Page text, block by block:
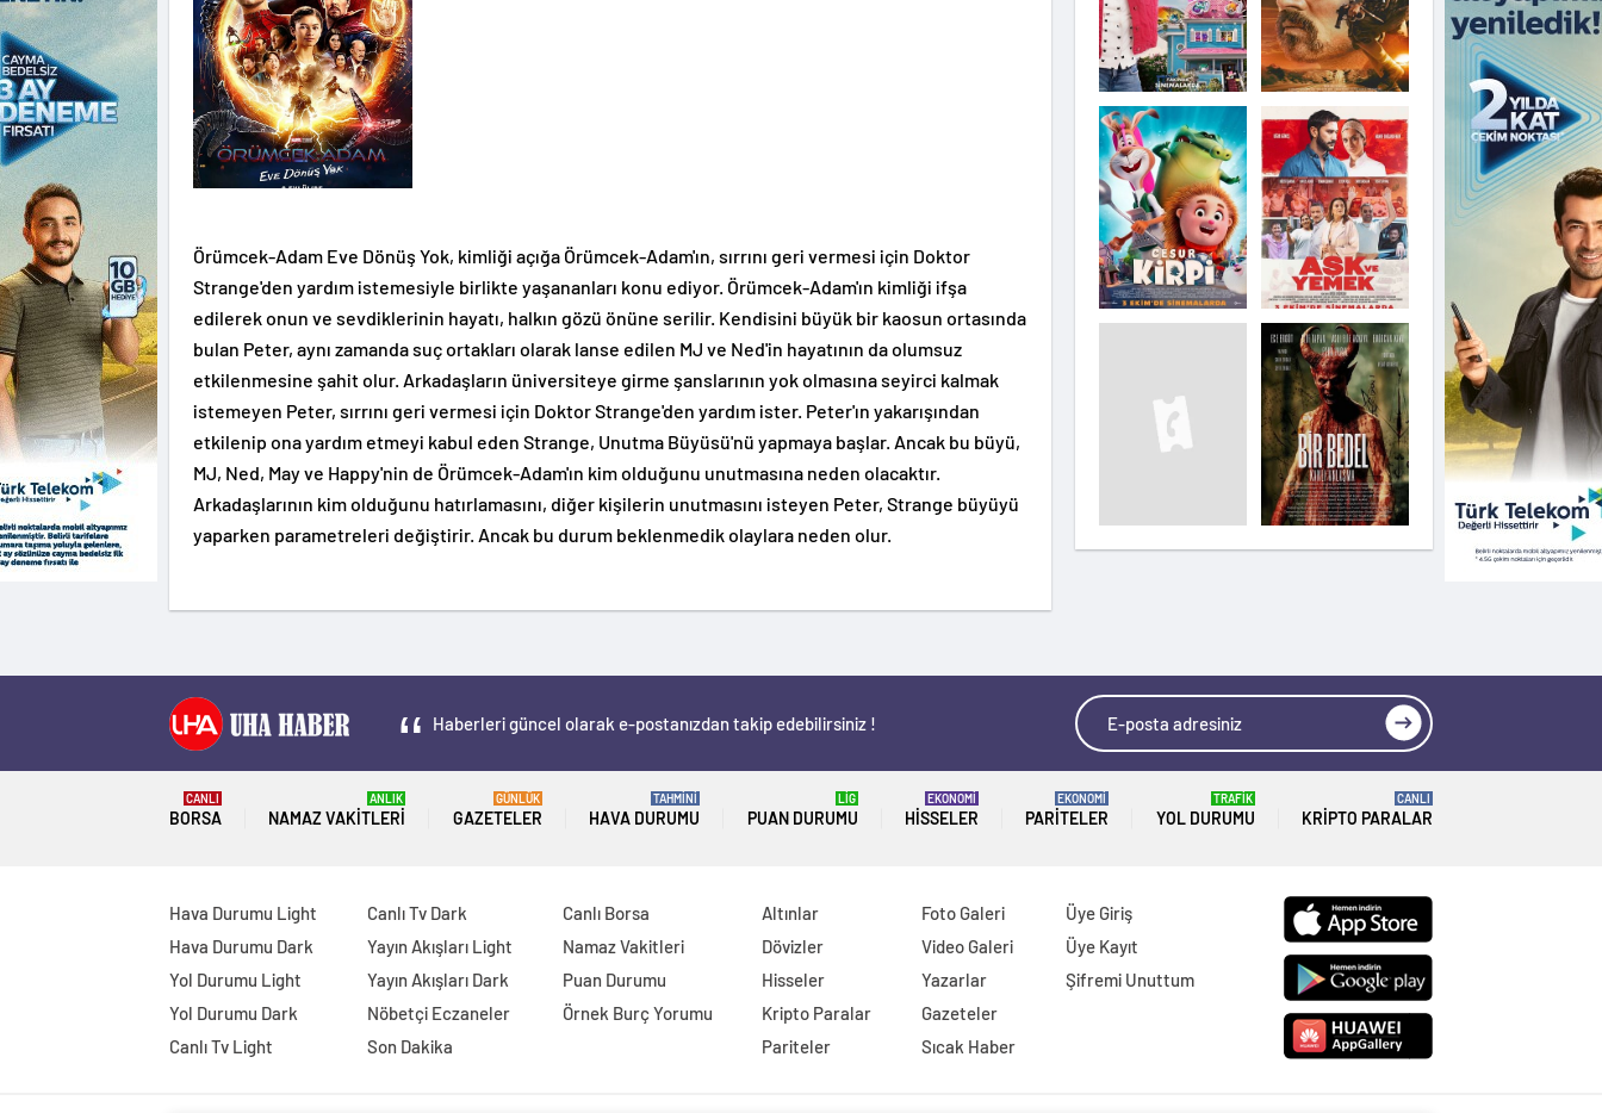
Aşk ve Yemek
Avatar: Suyun Yolu
Dangerous Animals
The Jester 2
Örümcek-Adam Eve Dönüş Yok, kimliği açığa Örümcek-Adam'ın, sırrını geri vermesi için Doktor
Strange'den yardım istemesiyle birlikte yaşananları konu ediyor. Örümcek-Adam'ın kimliği ifşa
edilerek onun ve sevdiklerinin hayatı, halkın gözü önüne serilir. Kendisini büyük bir kaosun ortasında
bulan Peter, aynı zamanda suç ortakları olarak lanse edilen MJ ve Ned'in hayatının da olumsuz
etkilenmesine şahit olur. Arkadaşların üniversiteye girme şanslarının yok olmasına seyirci kalmak
istemeyen Peter, sırrını geri vermesi için Doktor Strange'den yardım ister. Peter'ın yakarışından
etkilenip ona yardım etmeyi kabul eden Strange, Unutma Büyüsü'nü yapmaya başlar. Ancak bu büyü,
MJ, Ned, May ve Happy'nin de Örümcek-Adam'ın kim olduğunu unutmasına neden olacaktır.
Arkadaşlarının kim olduğunu hatırlamasını, diğer kişilerin unutmasını isteyen Peter, Strange büyüyü
yaparken parametreleri değiştirir. Ancak bu durum beklenmedik olaylara neden olur.
Haberleri güncel olarak e-postanızdan takip edebilirsiniz !
BORSA
CANLI
NAMAZ VAKITLERI
ANLIK
GAZETELER
GÜNLÜK
HAVA DURUMU
TAHMİNİ
PUAN DURUMU
LİG
HISSELER
EKONOMİ
PARITELER
EKONOMİ
YOL DURUMU
TRAFİK
KRIPTO PARALAR
CANLI
Hava Durumu Light
Hava Durumu Dark
Yol Durumu Light
Yol Durumu Dark
Canlı Tv Light
Canlı Tv Dark
Yayın Akışları Light
Yayın Akışları Dark
Nöbetçi Eczaneler
Son Dakika
Canlı Borsa
Namaz Vakitleri
Puan Durumu
Örnek Burç Yorumu
Altınlar
Dövizler
Hisseler
Kripto Paralar
Pariteler
Foto Galeri
Video Galeri
Yazarlar
Gazeteler
Sıcak Haber
Üye Giriş
Üye Kayıt
Şifremi Unuttum